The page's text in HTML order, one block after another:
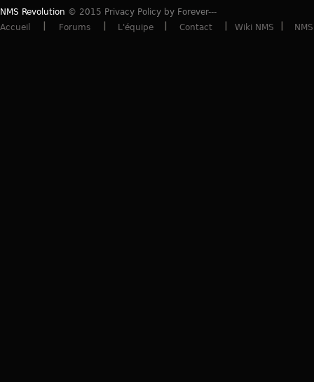
NMS Revolution © 2015 Privacy Policy by Forever---
Accueil
Forums L'équipe Contact Wiki NMS